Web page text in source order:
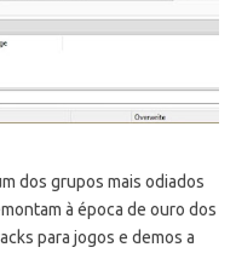
dos grupos mais odiados
à época de ouro dos
para jogos e demos a